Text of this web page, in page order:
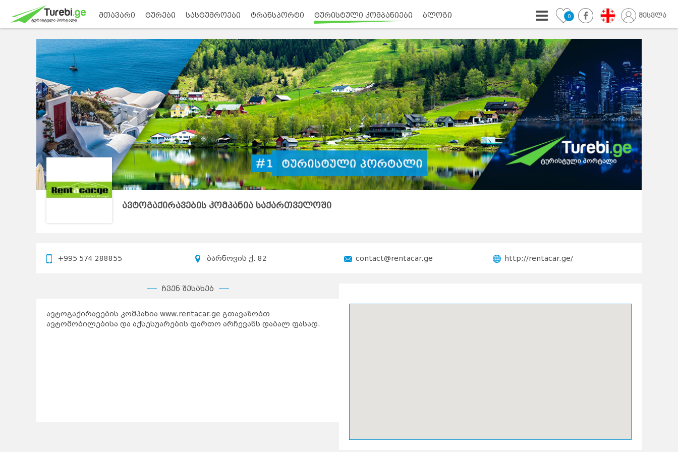
მთავარი ტურები სასტუმროები ტრანსპორტი ტურისტული კომპანიები ბლოგი 0 შესვლა
ავტოგაქირავების კომპანია საქართველოში
+995 574 288855 ბარნოვის ქ. 82 contact@rentacar.ge http://rentacar.ge/
ჩვენ შესახებ
ავტოგაქირავების კომპანია www.rentacar.ge გთავაზობთ
ავტომობილებისა და აქსესუარების ფართო არჩევანს დაბალ ფასად.